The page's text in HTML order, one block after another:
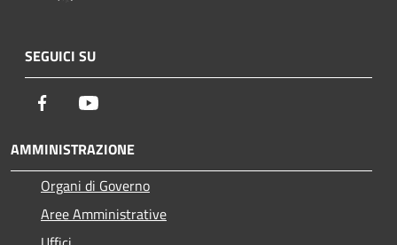
SEGUICI SU
Facebook
AMMINISTRAZIONE
Organi di Governo
Aree Amministrative